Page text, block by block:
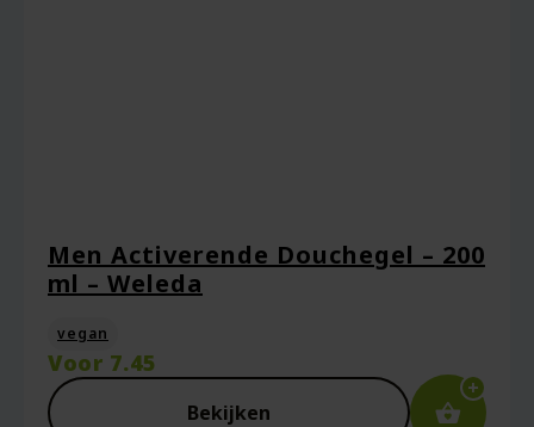
Men Activerende Douchegel – 200
ml – Weleda
vegan
Voor 7.45
Bekijken